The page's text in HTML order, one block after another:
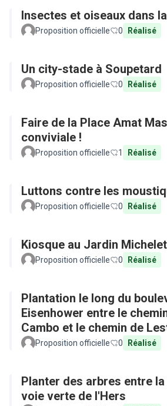
Insectes et oiseaux dans
Proposition officielle 0 Réalisé
Un city-stade à Soupetard
Proposition officielle 0 Réalisé
Faire de la Place Amat
conviviale !
Proposition officielle 1 Réalisé
Luttons contre les
Proposition officielle 0 Réalisé
Kiosque au Jardin Michelet
Proposition officielle 0 Réalisé
Plantation le long du
Eisenhower entre le
Cambo et le chemin de
Proposition officielle 0 Réalisé
Planter des arbres entre
voie verte de l'Hers